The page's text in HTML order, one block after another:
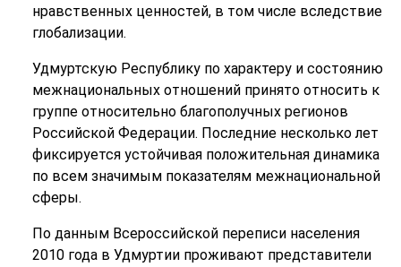
нравственных ценностей, в том числе вследствие
глобализации.
Удмуртскую Республику по характеру и состоянию
межнациональных отношений принято относить к
группе относительно благополучных регионов
Российской Федерации. Последние несколько лет
фиксируется устойчивая положительная динамика
по всем значимым показателям межнациональной
сферы.
По данным Всероссийской переписи населения
2010 года в Удмуртии проживают представители